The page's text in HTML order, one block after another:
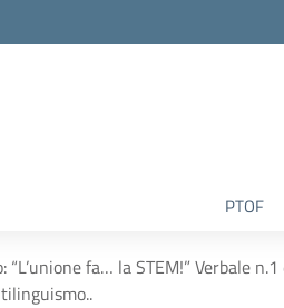
PTOF
fa… la STEM!” Verbale